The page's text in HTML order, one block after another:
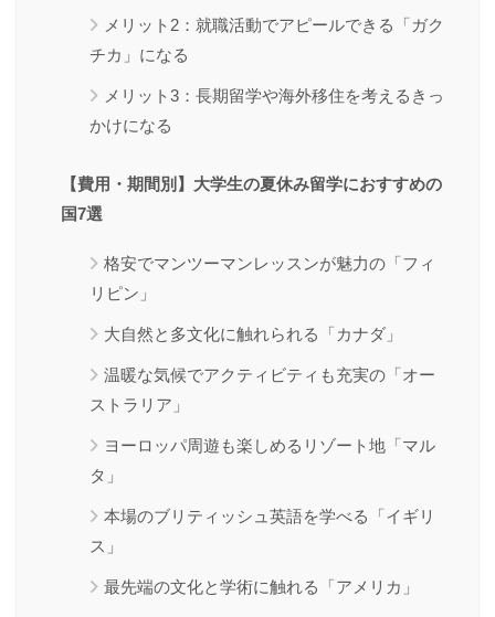
メリット2：就職活動でアピールできる「ガク
チカ」になる
メリット3：長期留学や海外移住を考えるきっ
かけになる
【費用・期間別】大学生の夏休み留学におすすめの
国7選
格安でマンツーマンレッスンが魅力の「フィ
リピン」
大自然と多文化に触れられる「カナダ」
温暖な気候でアクティビティも充実の「オー
ストラリア」
ヨーロッパ周遊も楽しめるリゾート地「マル
タ」
本場のブリティッシュ英語を学べる「イギリ
ス」
最先端の文化と学術に触れる「アメリカ」